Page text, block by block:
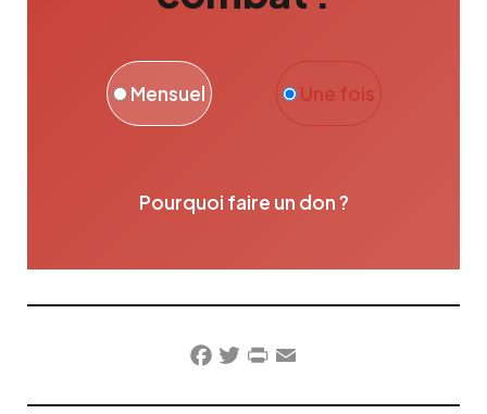
Une fois
Mensuel
Pourquoi faire un don ?
Facebook
TwitterPrintFriendly
Email